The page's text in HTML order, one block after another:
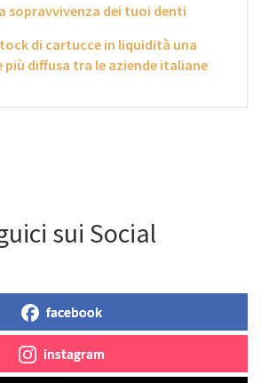
sopravvivenza dei tuoi denti
di cartucce in liquidità una
diffusa tra le aziende italiane
sui Social
facebook
instagram